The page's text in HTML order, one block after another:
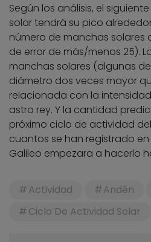
Según los análisis, el
solar tendrá su pico
número de manchas solares
de error de más/menos 25).
manchas solares (algunas
diámetro dos veces mayor
relacionada con la
astro rey. Y la cantidad
próximo ciclo de actividad
cuantos se han registrado
Galileo empezara a hacerlo
Actividad Andén
Ciclo De Actividad Solar